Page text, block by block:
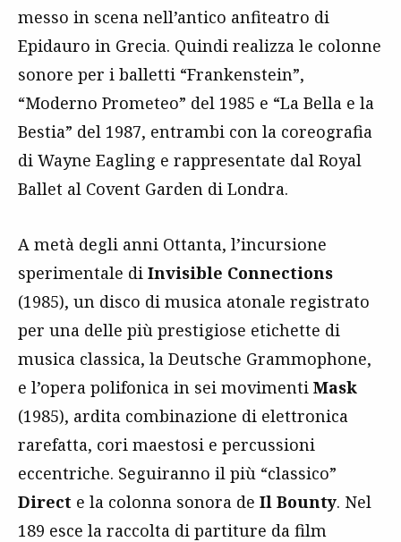
messo in scena nell’antico anfiteatro di
Epidauro in Grecia. Quindi realizza le colonne
sonore per i balletti “Frankenstein”,
“Moderno Prometeo” del 1985 e “La Bella e la
Bestia” del 1987, entrambi con la coreografia
di Wayne Eagling e rappresentate dal Royal
Ballet al Covent Garden di Londra.
A metà degli anni Ottanta, l’incursione
sperimentale di Invisible Connections
(1985), un disco di musica atonale registrato
per una delle più prestigiose etichette di
musica classica, la Deutsche Grammophone,
e l’opera polifonica in sei movimenti Mask
(1985), ardita combinazione di elettronica
rarefatta, cori maestosi e percussioni
eccentriche. Seguiranno il più “classico”
Direct e la colonna sonora de Il Bounty. Nel
189 esce la raccolta di partiture da film